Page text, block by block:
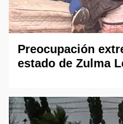
Preocupación
estado de Zulma